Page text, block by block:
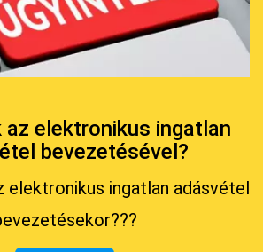
elektronikus ingatlan
bevezetésével?
elektronikus ingatlan adásvétel